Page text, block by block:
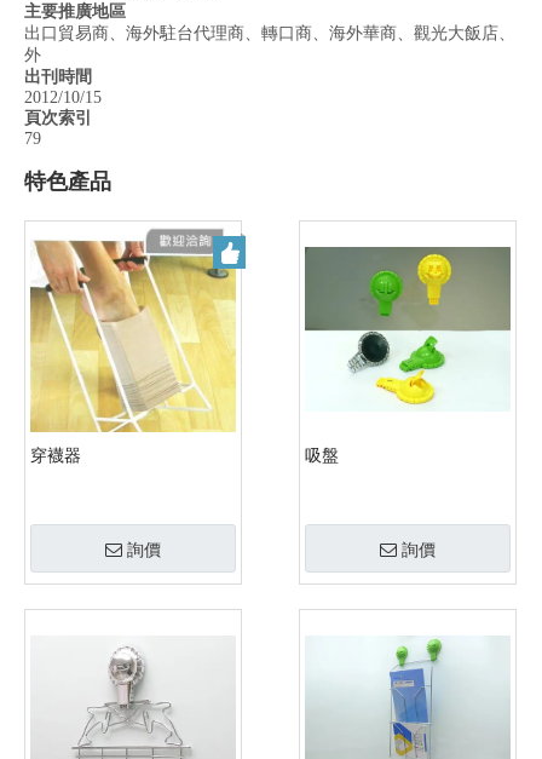
主要推廣地區
出口貿易商、海外駐台代理商、轉口商、海外華商、觀光大飯店、
外
出刊時間
2012/10/15
頁次索引
79
特色產品
穿襪器
詢價
吸盤
詢價